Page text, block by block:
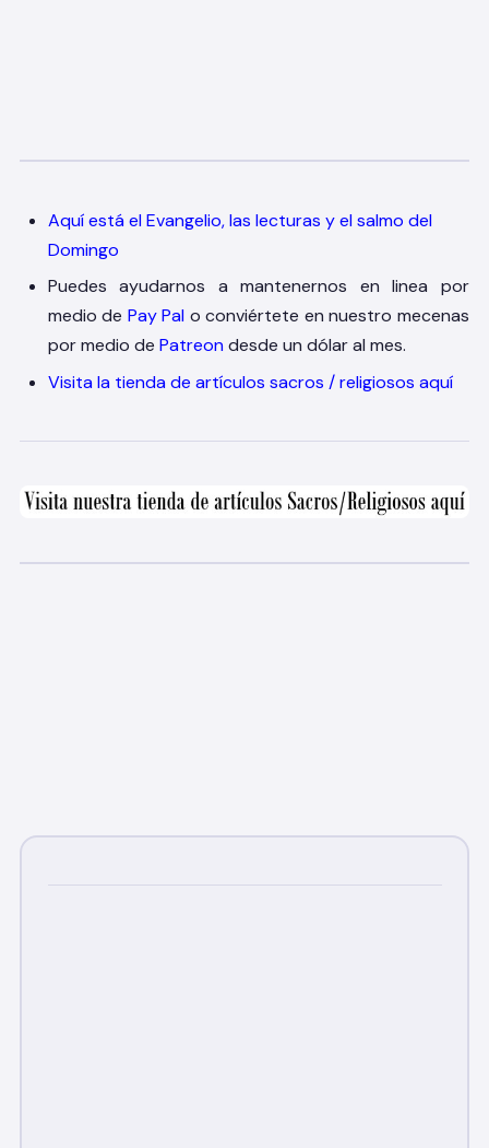
Aquí está el Evangelio, las lecturas y el salmo del
Domingo
Puedes ayudarnos a mantenernos en linea por
medio de Pay Pal o conviértete en nuestro mecenas
por medio de Patreon desde un dólar al mes.
Visita la tienda de artículos sacros / religiosos aquí